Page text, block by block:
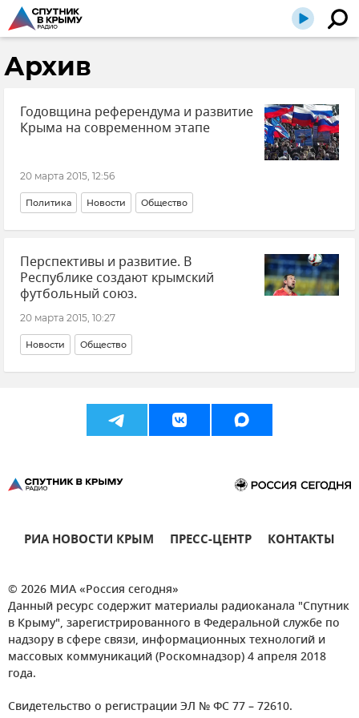
Архив
Годовщина референдума и развитие
Крыма на современном этапе
20 марта 2015, 12:56
Политика Новости Общество
Перспективы и развитие. В
Республике создают крымский
футбольный союз.
20 марта 2015, 10:27
Новости Общество
РИА НОВОСТИ КРЫМ ПРЕСС-ЦЕНТР КОНТАКТЫ
© 2026 МИА «Россия сегодня»
Данный ресурс содержит материалы радиоканала "Спутник
в Крыму", зарегистрированного в Федеральной службе по
надзору в сфере связи, информационных технологий и
массовых коммуникаций (Роскомнадзор) 4 апреля 2018
года.
Свидетельство о регистрации ЭЛ № ФС 77 – 72610.